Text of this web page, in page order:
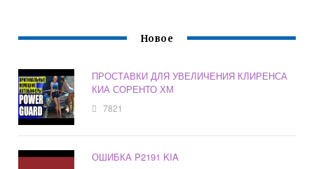
Новое
ПРОСТАВКИ ДЛЯ УВЕЛИЧЕНИЯ КЛИРЕНСА
КИА СОРЕНТО ХМ
7821
ОШИБКА P2191 KIA